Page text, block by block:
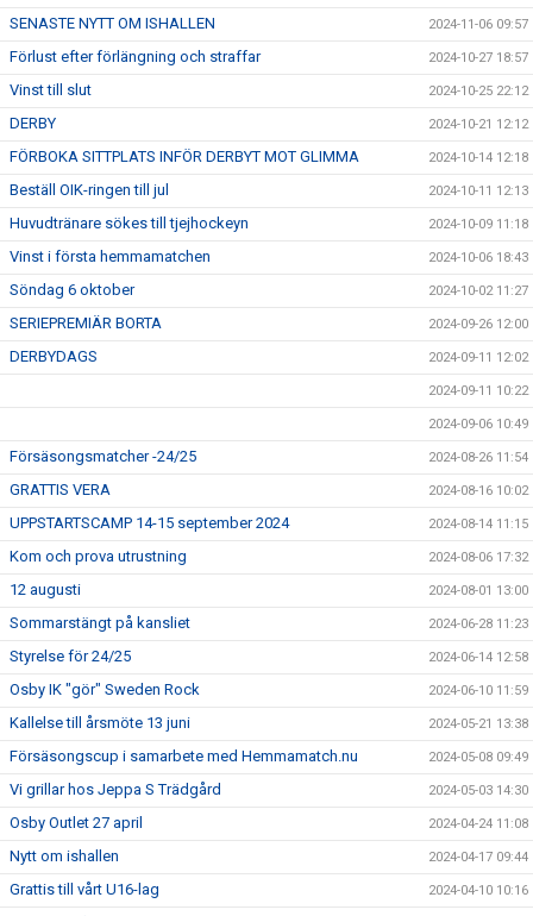
SENASTE NYTT OM ISHALLEN 2024-11-06 09:57
Förlust efter förlängning och straffar 2024-10-27 18:57
Vinst till slut 2024-10-25 22:12
DERBY 2024-10-21 12:12
FÖRBOKA SITTPLATS INFÖR DERBYT MOT GLIMMA 2024-10-14 12:18
Beställ OIK-ringen till jul 2024-10-11 12:13
Huvudtränare sökes till tjejhockeyn 2024-10-09 11:18
Vinst i första hemmamatchen 2024-10-06 18:43
Söndag 6 oktober 2024-10-02 11:27
SERIEPREMIÄR BORTA 2024-09-26 12:00
DERBYDAGS 2024-09-11 12:02
2024-09-11 10:22
2024-09-06 10:49
Försäsongsmatcher -24/25 2024-08-26 11:54
GRATTIS VERA 2024-08-16 10:02
UPPSTARTSCAMP 14-15 september 2024 2024-08-14 11:15
Kom och prova utrustning 2024-08-06 17:32
12 augusti 2024-08-01 13:00
Sommarstängt på kansliet 2024-06-28 11:23
Styrelse för 24/25 2024-06-14 12:58
Osby IK "gör" Sweden Rock 2024-06-10 11:59
Kallelse till årsmöte 13 juni 2024-05-21 13:38
Försäsongscup i samarbete med Hemmamatch.nu 2024-05-08 09:49
Vi grillar hos Jeppa S Trädgård 2024-05-03 14:30
Osby Outlet 27 april 2024-04-24 11:08
Nytt om ishallen 2024-04-17 09:44
Grattis till vårt U16-lag 2024-04-10 10:16